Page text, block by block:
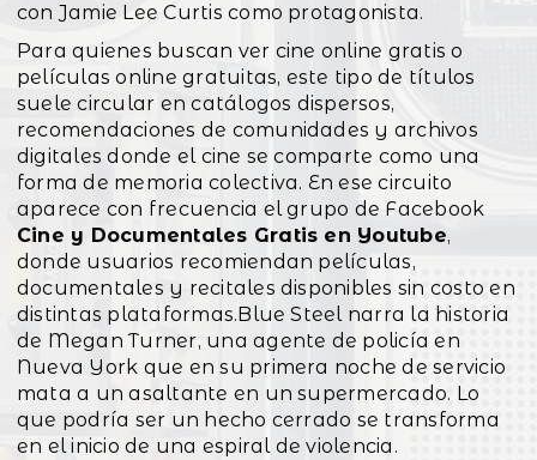
con Jamie Lee Curtis como protagonista.
Para quienes buscan ver cine online gratis o
películas online gratuitas, este tipo de títulos
suele circular en catálogos dispersos,
recomendaciones de comunidades y archivos
digitales donde el cine se comparte como una
forma de memoria colectiva. En ese circuito
aparece con frecuencia el grupo de Facebook
Cine y Documentales Gratis en Youtube,
donde usuarios recomiendan películas,
documentales y recitales disponibles sin costo en
distintas plataformas.Blue Steel narra la historia
de Megan Turner, una agente de policía en
Nueva York que en su primera noche de servicio
mata a un asaltante en un supermercado. Lo
que podría ser un hecho cerrado se transforma
en el inicio de una espiral de violencia.